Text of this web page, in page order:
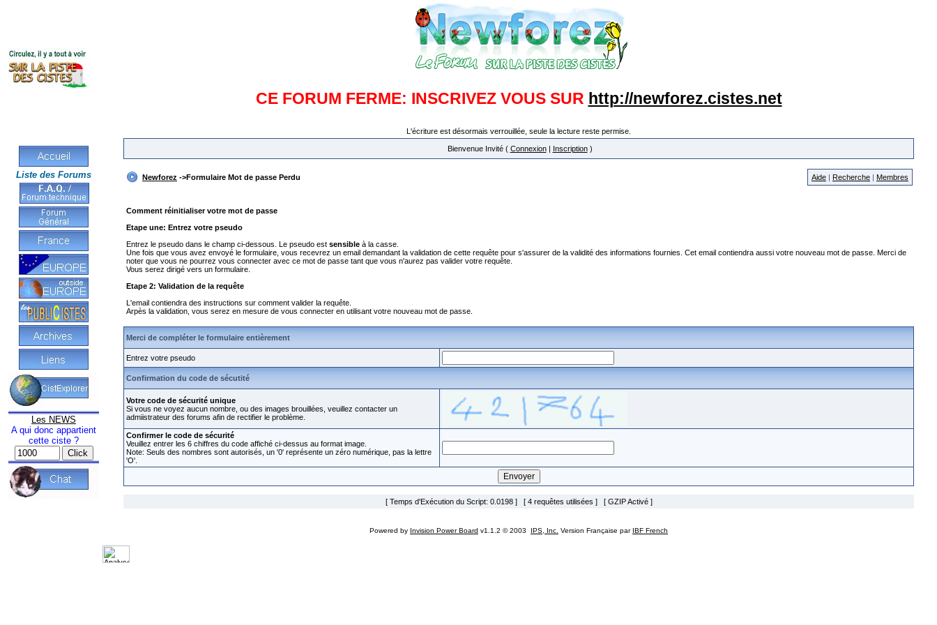
CE FORUM FERME: INSCRIVEZ VOUS SUR http://newforez.cistes.net
L'écriture est désormais verrouillée, seule la lecture reste permise.
Liste des Forums
Les NEWS
A qui donc appartient
cette ciste ?
Bienvenue Invité ( Connexion| Inscription)
Newforez ->Formulaire Mot de passe Perdu Aide | Recherche | Membres
Comment réinitialiser votre mot de passe
Etape une: Entrez votre pseudo
Entrez le pseudo dans le champ ci-dessous. Le pseudo est sensible à la casse.
Une fois que vous avez envoyé le formulaire, vous recevrez un email demandant la validation de cette requête pour s'assurer de la validité des informations fournies. Cet email contiendra aussi votre nouveau mot de passe. Merci de
noter que vous ne pourrez vous connecter avec ce mot de passe tant que vous n'aurez pas valider votre requête.
Vous serez dirigé vers un formulaire.
Etape 2: Validation de la requête
L'email contiendra des instructions sur comment valider la requête.
Arpès la validation, vous serez en mesure de vous connecter en utilisant votre nouveau mot de passe.
Merci de compléter le formulaire entièrement
Entrez votre pseudo
Confirmation du code de sécutité
Votre code de sécurité unique
Si vous ne voyez aucun nombre, ou des images brouillées, veuillez contacter un
admiistrateur des forums afin de rectifier le problème.
Confirmer le code de sécurité
Veuillez entrer les 6 chiffres du code affiché ci-dessus au format image.
Note: Seuls des nombres sont autorisés, un '0' représente un zéro numérique, pas la lettre
'O'.
[ Temps d'Exécution du Script: 0.0198 ] [ 4 requêtes utilisées ] [ GZIP Activé ]
Powered by Invision Power Board v1.1.2 © 2003 IPS, Inc. Version Française par IBF French